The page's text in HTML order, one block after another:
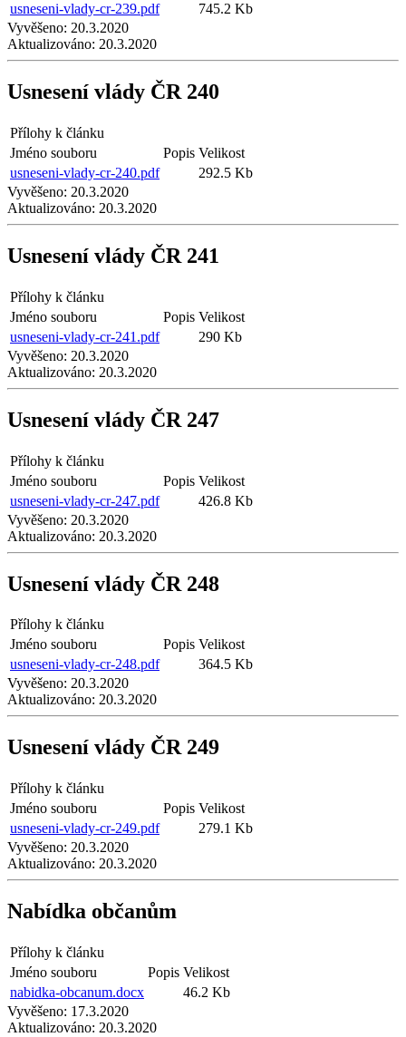
usneseni-vlady-cr-239.pdf
745.2 Kb
Vyvěšeno: 20.3.2020
Aktualizováno: 20.3.2020
Usnesení vlády ČR 240
Přílohy k článku
Jméno souboru
Popis Velikost
usneseni-vlady-cr-240.pdf
292.5 Kb
Vyvěšeno: 20.3.2020
Aktualizováno: 20.3.2020
Usnesení vlády ČR 241
Přílohy k článku
Jméno souboru
Popis Velikost
usneseni-vlady-cr-241.pdf
290 Kb
Vyvěšeno: 20.3.2020
Aktualizováno: 20.3.2020
Usnesení vlády ČR 247
Přílohy k článku
Jméno souboru
Popis Velikost
usneseni-vlady-cr-247.pdf
426.8 Kb
Vyvěšeno: 20.3.2020
Aktualizováno: 20.3.2020
Usnesení vlády ČR 248
Přílohy k článku
Jméno souboru
Popis Velikost
usneseni-vlady-cr-248.pdf
364.5 Kb
Vyvěšeno: 20.3.2020
Aktualizováno: 20.3.2020
Usnesení vlády ČR 249
Přílohy k článku
Jméno souboru
Popis Velikost
usneseni-vlady-cr-249.pdf
279.1 Kb
Vyvěšeno: 20.3.2020
Aktualizováno: 20.3.2020
Nabídka občanům
Přílohy k článku
Jméno souboru
Popis Velikost
nabidka-obcanum.docx
46.2 Kb
Vyvěšeno: 17.3.2020
Aktualizováno: 20.3.2020